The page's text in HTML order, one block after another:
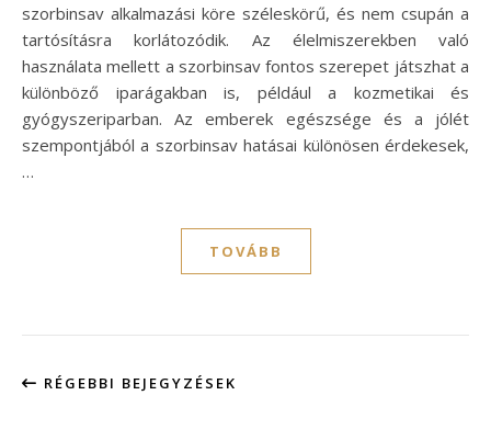
szorbinsav alkalmazási köre széleskörű, és nem csupán a
tartósításra korlátozódik. Az élelmiszerekben való
használata mellett a szorbinsav fontos szerepet játszhat a
különböző iparágakban is, például a kozmetikai és
gyógyszeriparban. Az emberek egészsége és a jólét
szempontjából a szorbinsav hatásai különösen érdekesek,
…
TOVÁBB
RÉGEBBI BEJEGYZÉSEK